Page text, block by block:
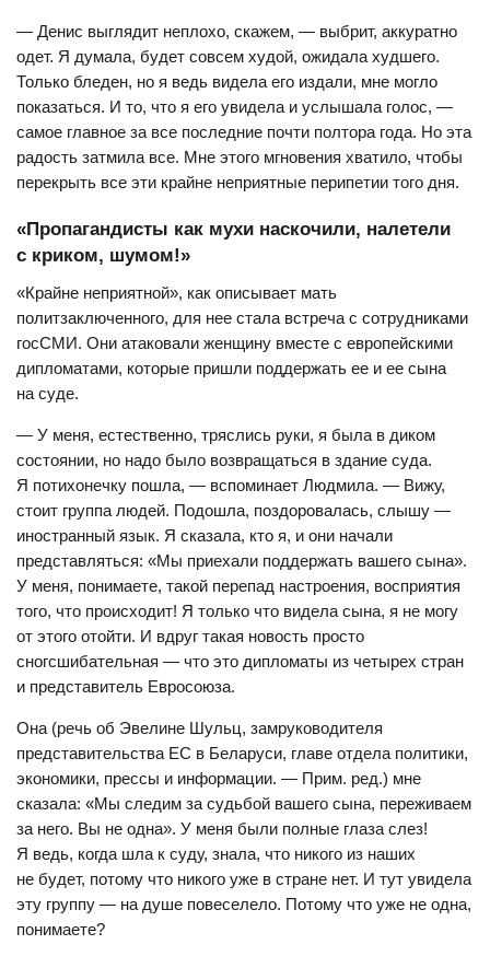
— Денис выглядит неплохо, скажем, — выбрит, аккуратно
одет. Я думала, будет совсем худой, ожидала худшего.
Только бледен, но я ведь видела его издали, мне могло
показаться. И то, что я его увидела и услышала голос, —
самое главное за все последние почти полтора года. Но эта
радость затмила все. Мне этого мгновения хватило, чтобы
перекрыть все эти крайне неприятные перипетии того дня.
«Пропагандисты как мухи наскочили, налетели
с криком, шумом!»
«Крайне неприятной», как описывает мать
политзаключенного, для нее стала встреча с сотрудниками
госСМИ. Они атаковали женщину вместе с европейскими
дипломатами, которые пришли поддержать ее и ее сына
на суде.
— У меня, естественно, тряслись руки, я была в диком
состоянии, но надо было возвращаться в здание суда.
Я потихонечку пошла, — вспоминает Людмила. — Вижу,
стоит группа людей. Подошла, поздоровалась, слышу —
иностранный язык. Я сказала, кто я, и они начали
представляться: «Мы приехали поддержать вашего сына».
У меня, понимаете, такой перепад настроения, восприятия
того, что происходит! Я только что видела сына, я не могу
от этого отойти. И вдруг такая новость просто
сногсшибательная — что это дипломаты из четырех стран
и представитель Евросоюза.
Она (речь об Эвелине Шульц, замруководителя
представительства ЕС в Беларуси, главе отдела политики,
экономики, прессы и информации. — Прим. ред.) мне
сказала: «Мы следим за судьбой вашего сына, переживаем
за него. Вы не одна». У меня были полные глаза слез!
Я ведь, когда шла к суду, знала, что никого из наших
не будет, потому что никого уже в стране нет. И тут увидела
эту группу — на душе повеселело. Потому что уже не одна,
понимаете?